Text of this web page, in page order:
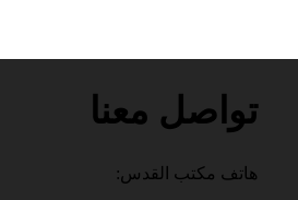
تواصل معنا
هاتف مكتب القدس: